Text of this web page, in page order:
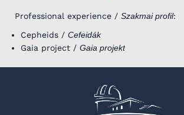
Professional experience / Szakmai profil:
Cepheids / Cefeidák
Gaia project / Gaia projekt